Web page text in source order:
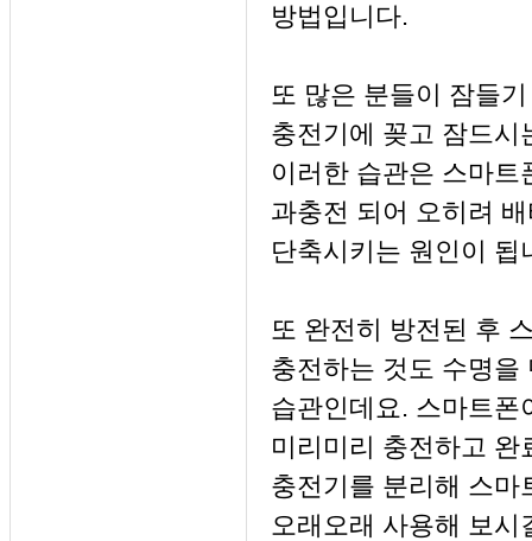
방법입니다.
또 많은 분들이 잠들
충전기에 꽂고 잠드시
이러한 습관은 스마트
과충전 되어 오히려
단축시키는 원인이 됩
또 완전히 방전된 후
충전하는 것도 수명을
습관인데요. 스마트폰
미리미리 충전하고 완
충전기를 분리해 스마
오래오래 사용해 보시